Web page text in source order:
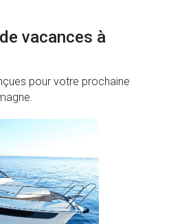
vacances à
pour votre prochaine